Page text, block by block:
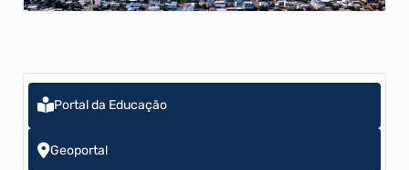
Portal da Educação
Geoportal